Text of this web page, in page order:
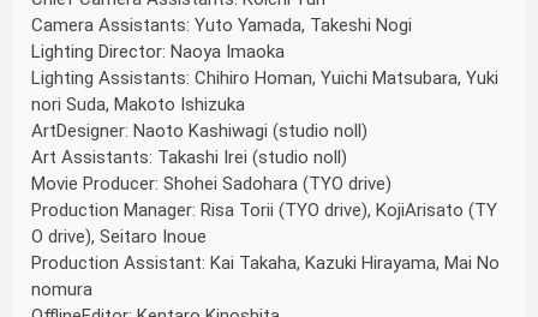
Camera Assistants: Yuto Yamada, Takeshi Nogi
Lighting Director: Naoya Imaoka
Lighting Assistants: Chihiro Homan, Yuichi Matsubara, Yuki
nori Suda, Makoto Ishizuka
ArtDesigner: Naoto Kashiwagi (studio noll)
Art Assistants: Takashi Irei (studio noll)
Movie Producer: Shohei Sadohara (TYO drive)
Production Manager: Risa Torii (TYO drive), KojiArisato (TY
O drive), Seitaro Inoue
Production Assistant: Kai Takaha, Kazuki Hirayama, Mai No
nomura